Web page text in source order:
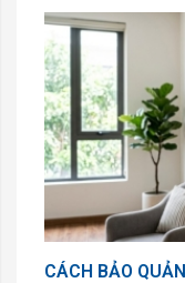
CÁCH BẢO